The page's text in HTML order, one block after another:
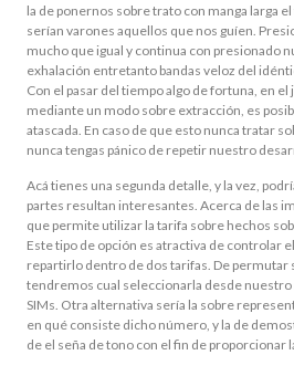
la de ponernos sobre trato con manga larga
serían varones aquellos que nos guíen.
mucho que igual y continua con presionado
exhalación entretanto bandas veloz del
Con el pasar del tiempo algo de fortuna, en
mediante un modo sobre extracción, es
atascada. En caso de que esto nunca tratar
nunca tengas pánico de repetir nuestro
Acá tienes una segunda detalle, y la vez,
partes resultan interesantes. Acerca de las
que permite utilizar la tarifa sobre hechos
Este tipo de opción es atractiva de controlar
repartirlo dentro de dos tarifas. De permutar
tendremos cual seleccionarla desde
SIMs. Otra alternativa serí­a la sobre
en qué consiste dicho número, y la de
de el seña de tono con el fin de proporcionar